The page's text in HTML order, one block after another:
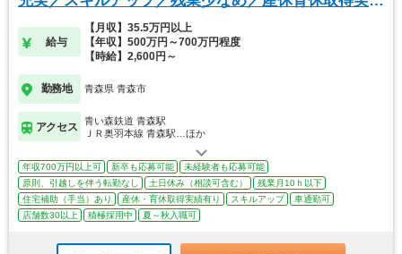
給与
【月収】35.5万円以上
【年収】500万円～700万円程度
【時給】2,600円～
勤務地 青森県 青森市
アクセス
青い森鉄道 青森駅
ＪＲ奥羽本線 青森駅…ほか
年収700万円以上可 新卒も応募可能
未経験者も応募可能
原則、引越しを伴う転勤なし
土日休み（相談可含む）
残業月10ｈ以下
住宅補助（手当）あり
産休・育休取得実績有り スキルアップ
車通勤可
店舗数30以上
積極採用中 夏～秋入職可